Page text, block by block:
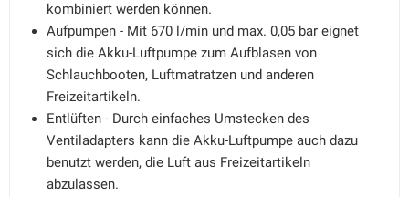
kombiniert werden können.
Aufpumpen - Mit 670 l/min und max. 0,05 bar eignet
sich die Akku-Luftpumpe zum Aufblasen von
Schlauchbooten, Luftmatratzen und anderen
Freizeitartikeln.
Entlüften - Durch einfaches Umstecken des
Ventiladapters kann die Akku-Luftpumpe auch dazu
benutzt werden, die Luft aus Freizeitartikeln
abzulassen.